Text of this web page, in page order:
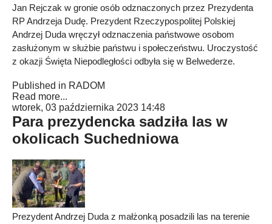
Jan Rejczak w gronie osób odznaczonych przez Prezydenta
RP Andrzeja Dudę. Prezydent Rzeczypospolitej Polskiej
Andrzej Duda wręczył odznaczenia państwowe osobom
zasłużonym w służbie państwu i społeczeństwu. Uroczystość
z okazji Święta Niepodległości odbyła się w Belwederze.
Published in RADOM
Read more...
wtorek, 03 października 2023 14:48
Para prezydencka sadziła las w
okolicach Suchedniowa
Prezydent Andrzej Duda z małżonką posadzili las na terenie